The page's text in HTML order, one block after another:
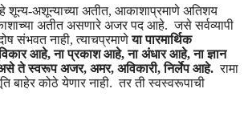
शून्य-अशून्याच्या अतीत, आकाशाप्रमाणे अतिशय
अतीत असणारे अजर पद आहे. जसे सर्वव्यापी
संभवत नाही, त्याचप्रमाणेया पारमार्थिक
आहे, ना प्रकाश आहे, ना अंधार आहे, ना ज्ञान
ते स्वरूप अजर, अमर, अविकारी, निर्लेप आहे. रामा
बाहेर कोठे येणार नाही. तर ती स्वस्वरूपाची